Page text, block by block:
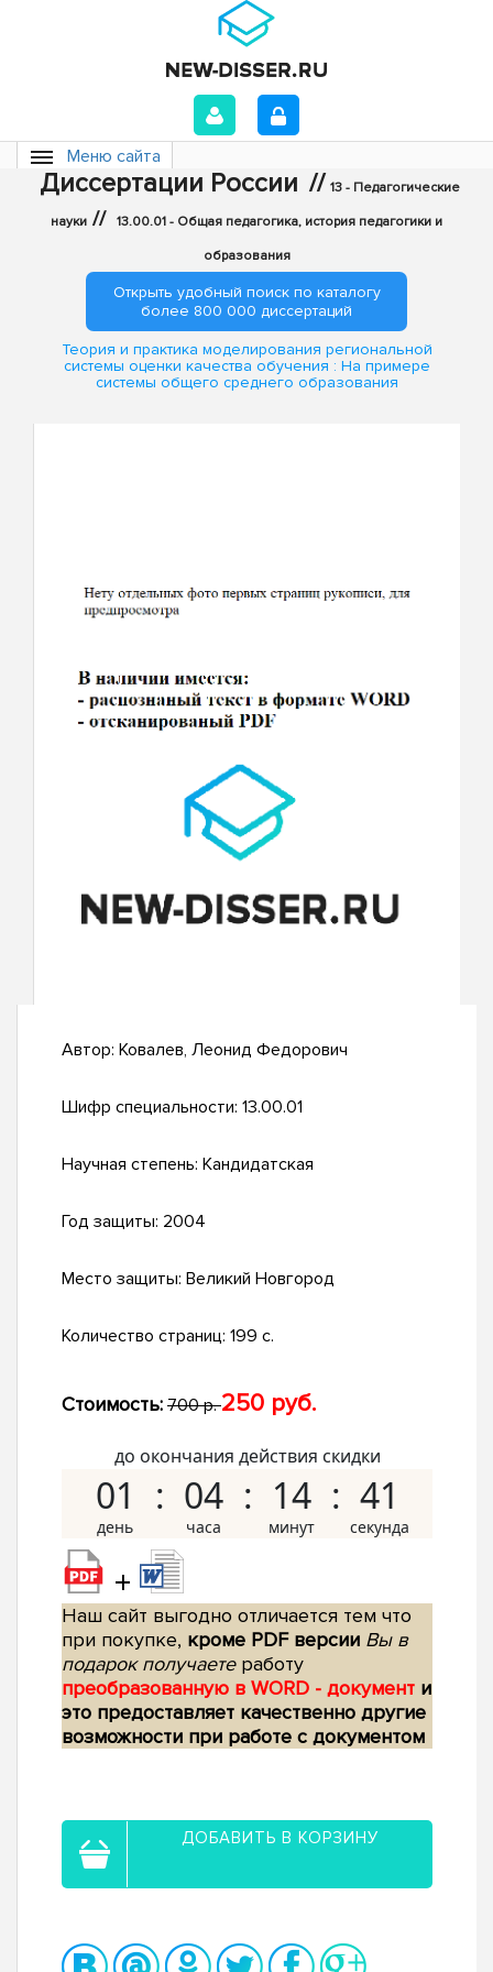
Меню сайта
Диссертации России // 13 - Педагогические
науки // 13.00.01 - Общая педагогика, история педагогики и
образования
Открыть удобный поиск по каталогу
более 800 000 диссертаций
Теория и практика моделирования региональной
системы оценки качества обучения : На примере
системы общего среднего образования
Автор: Ковалев, Леонид Федорович
Шифр специальности: 13.00.01
Научная степень: Кандидатская
Год защиты: 2004
Место защиты: Великий Новгород
Количество страниц: 199 с.
Стоимость: 700 р.250 руб.
до окончания действия скидки
01 04 14 40
+
Наш сайт выгодно отличается тем что
при покупке, кроме PDF версии Вы в
подарок получаетеработу
преобразованную в WORD - документ и
это предоставляет качественно другие
возможности при работе с документом
ДОБАВИТЬ В КОРЗИНУ